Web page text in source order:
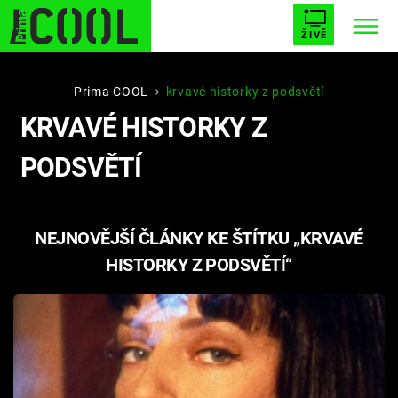
ŽIVĚ
STARHOUSE BUFFY, PŘEMOŽITELKA UPÍRŮ
ESCAPE PLNEJ KOTEL AVENGERS 5
Témata
Hry
Prima COOL krvavé historky z podsvětí
KRVAVÉ HISTORKY Z
PODSVĚTÍ
NEJNOVĚJŠÍ ČLÁNKY KE ŠTÍTKU „KRVAVÉ
HISTORKY Z PODSVĚTÍ“